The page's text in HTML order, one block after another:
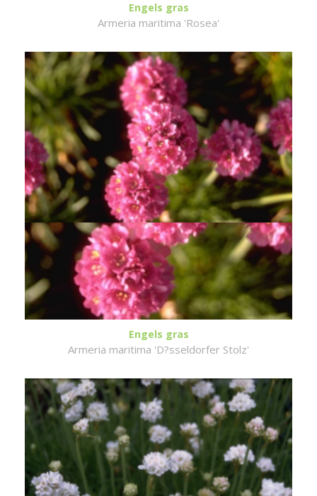
Engels gras
Armeria maritima 'Rosea'
Engels gras
Armeria maritima 'D?sseldorfer Stolz'